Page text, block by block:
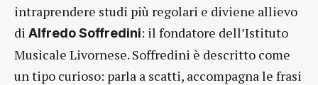
intraprendere studi più regolari e diviene allievo
di Alfredo Soffredini: il fondatore dell’Istituto
Musicale Livornese. Soffredini è descritto come
un tipo curioso: parla a scatti, accompagna le frasi